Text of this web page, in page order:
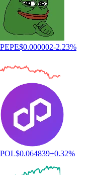
PEPE$0.000002-2.23%
POL$0.064839+0.32%